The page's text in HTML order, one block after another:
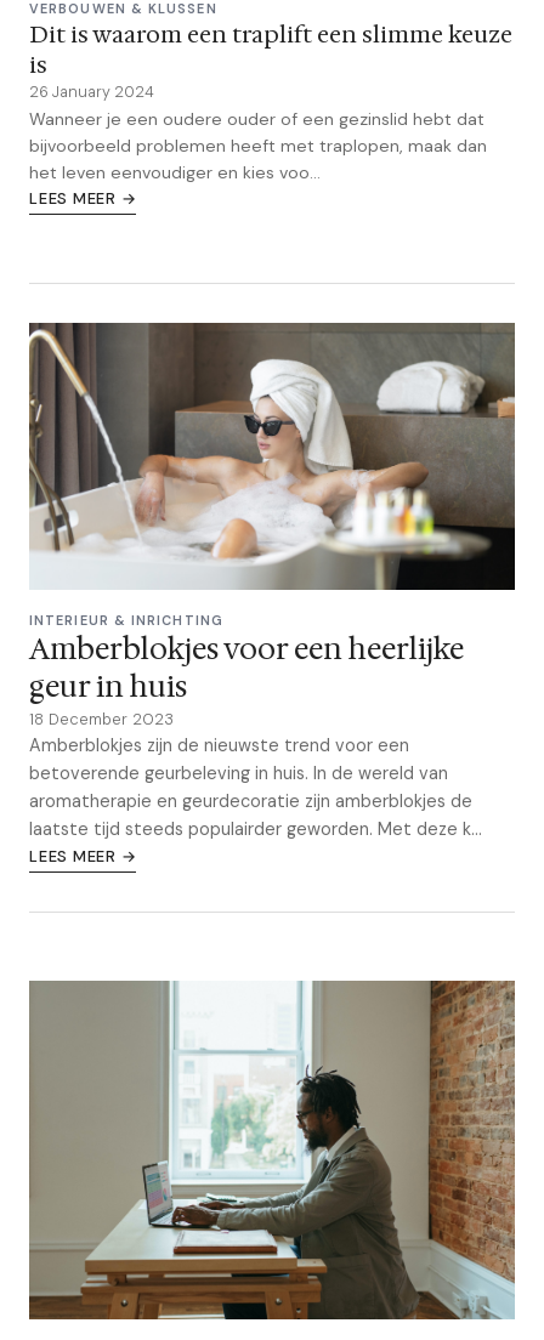
VERBOUWEN & KLUSSEN
Dit is waarom een traplift een slimme keuze
is
26 January 2024
Wanneer je een oudere ouder of een gezinslid hebt dat
bijvoorbeeld problemen heeft met traplopen, maak dan
het leven eenvoudiger en kies voo...
LEES MEER →
INTERIEUR & INRICHTING
Amberblokjes voor een heerlijke
geur in huis
18 December 2023
Amberblokjes zijn de nieuwste trend voor een
betoverende geurbeleving in huis. In de wereld van
aromatherapie en geurdecoratie zijn amberblokjes de
laatste tijd steeds populairder geworden. Met deze k...
LEES MEER →